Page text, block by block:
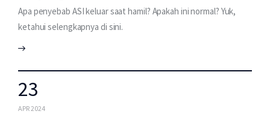
Apa penyebab ASI keluar saat hamil? Apakah ini normal? Yuk,
ketahui selengkapnya di sini.
23
APR 2024